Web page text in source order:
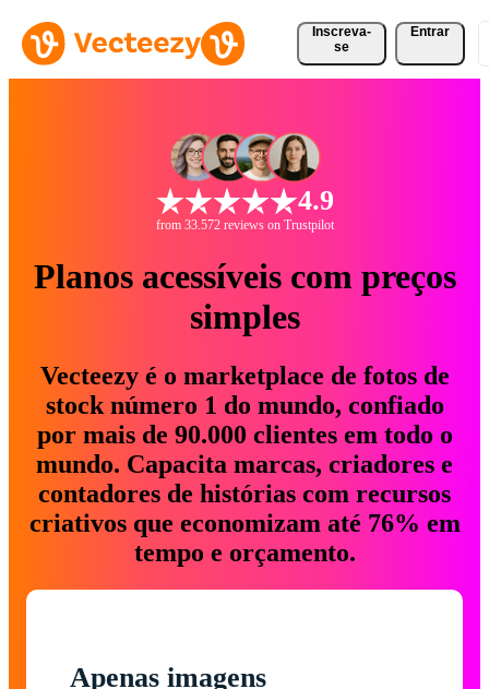
Inscreva-
se
Entrar
4.9
from 33.572 reviews on Trustpilot
Planos acessíveis com preços
simples
Vecteezy é o marketplace de fotos de
stock número 1 do mundo, confiado
por mais de 90.000 clientes em todo o
mundo. Capacita marcas, criadores e
contadores de histórias com recursos
criativos que economizam até 76% em
tempo e orçamento.
Apenas imagens